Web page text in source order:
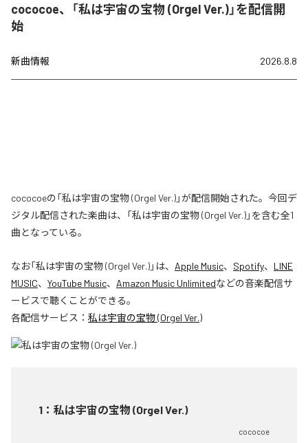
cococoe、「私は宇宙の宝物 (Orgel Ver.)」を配信開
始
新曲情報 2026.8.8
cococoeの「私は宇宙の宝物 (Orgel Ver.)」が配信開始された。今回デ
ジタル配信された楽曲は、「私は宇宙の宝物 (Orgel Ver.)」を含む全1
曲となっている。
なお「私は宇宙の宝物 (Orgel Ver.)」は、 Apple Music、 Spotify、 LINE
MUSIC、 YouTube Music、 Amazon Music Unlimitedなどの音楽配信サ
ービスで聴くことができる。
各配信サービス： 私は宇宙の宝物 (Orgel Ver.)
1 ： 私は宇宙の宝物 (Orgel Ver.)
cococoe